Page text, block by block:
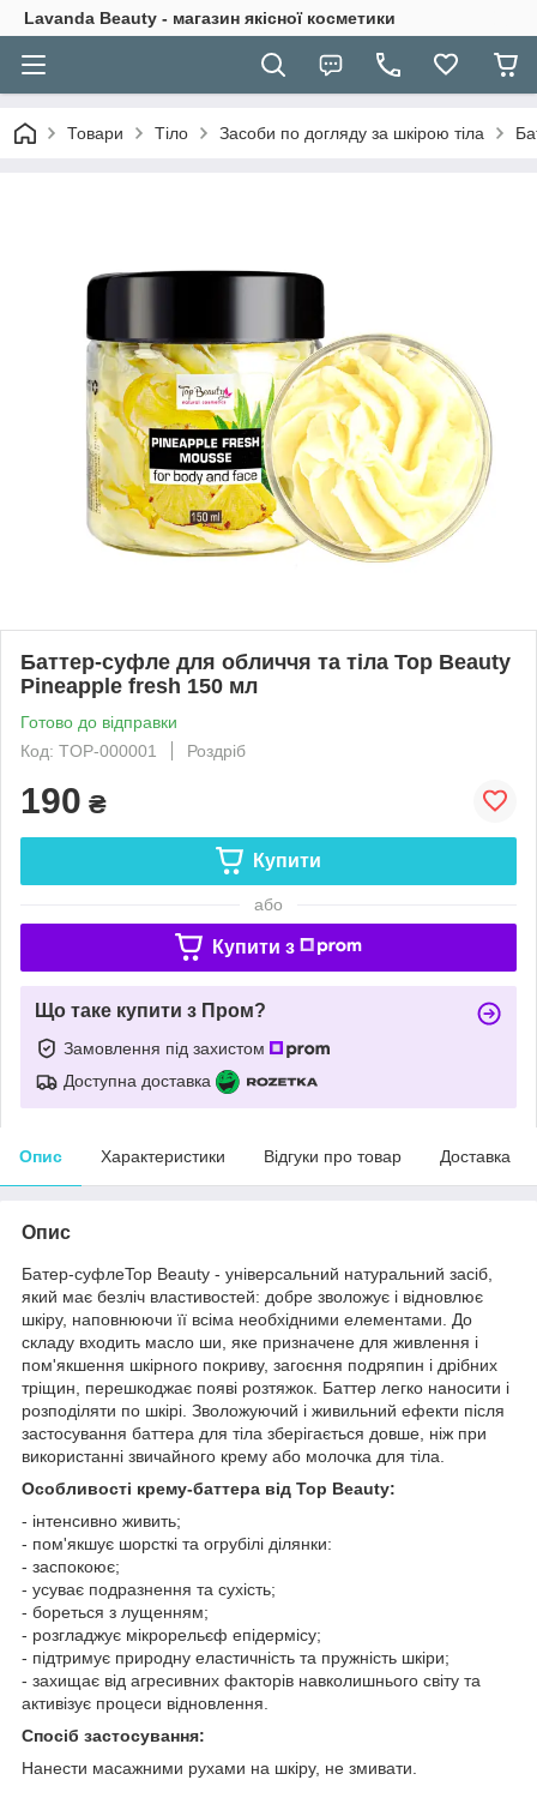
Lavanda Beauty - магазин якісної косметики
Товари Тіло Засоби по догляду за шкірою тіла
Баттер-суфле для обличчя та тіла Top Beauty
Pineapple fresh 150 мл
Готово до відправки
Код: TOP-000001
Роздріб
190 ₴
Купити
або
Купити з
Що таке купити з Пром?
Замовлення під захистом
Доступна доставка
Опис Характеристики Відгуки про товар Доставка
Опис
Батер-суфлеTop Beauty - універсальний натуральний засіб,
який має безліч властивостей: добре зволожує і відновлює
шкіру, наповнюючи її всіма необхідними елементами. До
складу входить масло ши, яке призначене для живлення і
пом'якшення шкірного покриву, загоєння подряпин і дрібних
тріщин, перешкоджає появі розтяжок. Баттер легко наносити і
розподіляти по шкірі. Зволожуючий і живильний ефекти після
застосування баттера для тіла зберігається довше, ніж при
використанні звичайного крему або молочка для тіла.
Особливості крему-баттера від Top Beauty:
- інтенсивно живить;
- пом'якшує шорсткі та огрубілі ділянки:
- заспокоює;
- усуває подразнення та сухість;
- бореться з лущенням;
- розгладжує мікрорельєф епідермісу;
- підтримує природну еластичність та пружність шкіри;
- захищає від агресивних факторів навколишнього світу та
активізує процеси відновлення.
Спосіб застосування:
Нанести масажними рухами на шкіру, не змивати.